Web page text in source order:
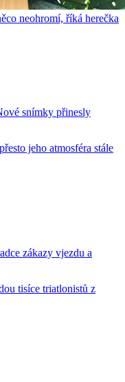
neohromí, říká herečka
snímky přinesly
jeho atmosféra stále
zákazy vjezdu a
tisíce triatlonistů z